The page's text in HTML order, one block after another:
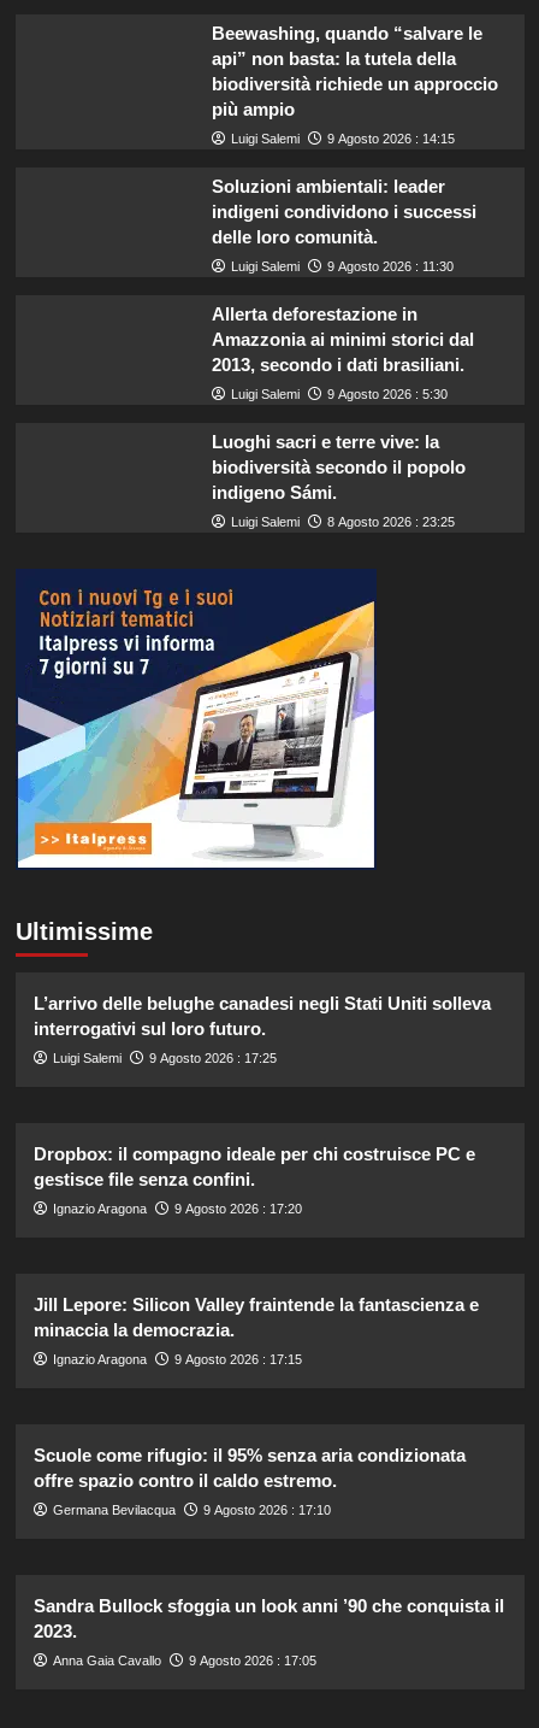
Beewashing, quando “salvare le
api” non basta: la tutela della
biodiversità richiede un approccio
più ampio
Luigi Salemi 9 Agosto 2026 : 14:15
Soluzioni ambientali: leader
indigeni condividono i successi
delle loro comunità.
Luigi Salemi 9 Agosto 2026 : 11:30
Allerta deforestazione in
Amazzonia ai minimi storici dal
2013, secondo i dati brasiliani.
Luigi Salemi 9 Agosto 2026 : 5:30
Luoghi sacri e terre vive: la
biodiversità secondo il popolo
indigeno Sámi.
Luigi Salemi 8 Agosto 2026 : 23:25
Ultimissime
L’arrivo delle belughe canadesi negli Stati Uniti solleva
interrogativi sul loro futuro.
Luigi Salemi 9 Agosto 2026 : 17:25
Dropbox: il compagno ideale per chi costruisce PC e
gestisce file senza confini.
Ignazio Aragona 9 Agosto 2026 : 17:20
Jill Lepore: Silicon Valley fraintende la fantascienza e
minaccia la democrazia.
Ignazio Aragona 9 Agosto 2026 : 17:15
Scuole come rifugio: il 95% senza aria condizionata
offre spazio contro il caldo estremo.
Germana Bevilacqua 9 Agosto 2026 : 17:10
Sandra Bullock sfoggia un look anni ’90 che conquista il
2023.
Anna Gaia Cavallo 9 Agosto 2026 : 17:05